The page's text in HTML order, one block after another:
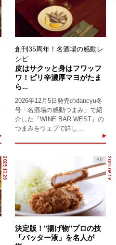
創刊35周年！名酒場の感動レ
シピ
皮はサクッと身はフワッフ
ワ！ピリ辛濃厚マヨがたま
ら...
2026年12月5日発売のdancyu冬
号「名酒場の感動つまみ」で紹
介した『WINE BAR WEST』の
つまみをウェブで詳し...
2025.10.28 2025.09.19
AD
決定版！"揚げ物"プロの技
「バッター液」を名人が